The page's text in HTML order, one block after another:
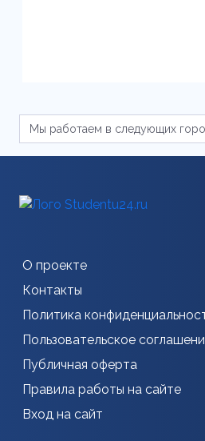
О проекте
Контакты
Политика
Пользовательское
Публичная оферта
Правила работы на сайте
Вход на сайт